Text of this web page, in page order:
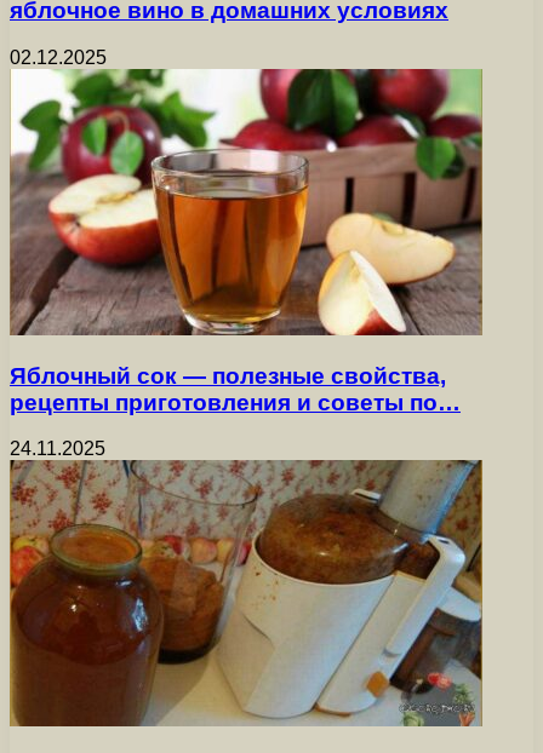
яблочное вино в домашних условиях
02.12.2025
Яблочный сок — полезные свойства,
рецепты приготовления и советы по…
24.11.2025